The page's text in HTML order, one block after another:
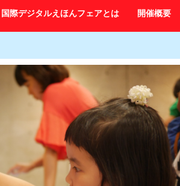
国際デジタルえほんフェアとは 開催概要